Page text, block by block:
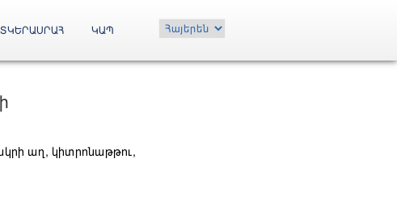
Choose
language
ԿԱՊ
աղ, կիտրոնաթթու,